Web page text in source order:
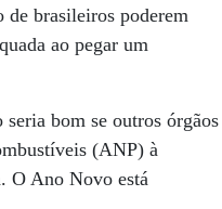
de brasileiros poderem
ao pegar um
bom se outros órgãos
(ANP) à
O Ano Novo está